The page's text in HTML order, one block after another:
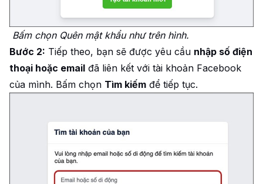
Bấm chọn Quên mật khẩu như trên hình.
Bước 2: Tiếp theo, bạn sẽ được yêu cầu nhập số điện
thoại hoặc email đã liên kết với tài khoản Facebook
của mình. Bấm chọn Tìm kiếm để tiếp tục.